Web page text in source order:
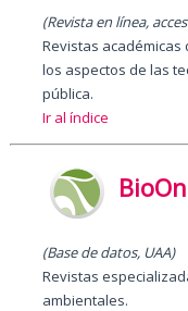
(Revista en línea,
Revistas
los aspectos de las
pública.
Ir al índice
(Base de datos, UAA)
Revistas
ambientales.